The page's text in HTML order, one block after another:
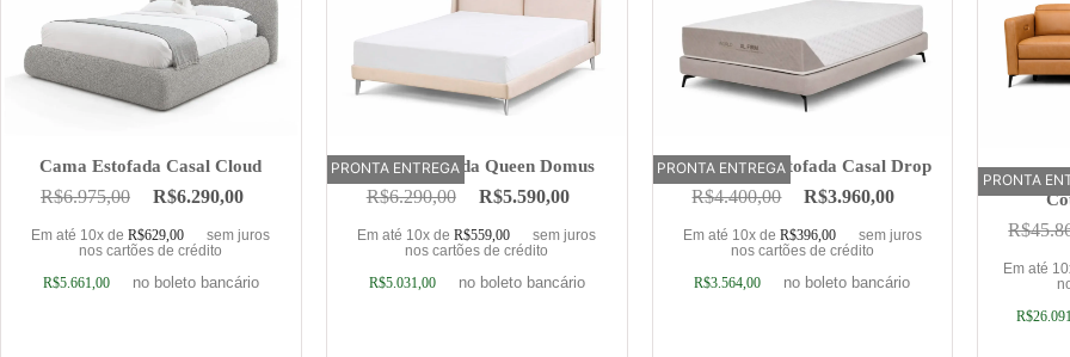
Cama Estofada Casal Cloud
R$6.975,00 R$6.290,00
Em até 10x deR$629,00
sem juros
nos cartões de crédito
R$5.661,00 no boleto bancário
OFERTA
PRONTA ENTREGA
Cama Estofada Queen Domus
R$6.290,00 R$5.590,00
Em até 10x deR$559,00
sem juros
nos cartões de crédito
R$5.031,00 no boleto bancário
PRONTA ENTREGA
Base Cama Estofada Casal Drop
R$4.400,00 R$3.960,00
Em até 10x de R$396,00
sem juros
nos cartões de crédito
R$3.564,00 no boleto bancário
OFERTA
PRONTA
Sofá
R$
Em até
R$